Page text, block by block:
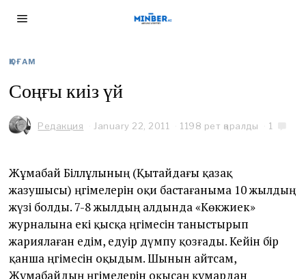
ҚОҒАМ
Соңғы киіз үй
Редакция January 22, 2011 1198 рет қаралды 1
Жұмабай Біләлұлының (Қытайдағы қазақ
жазушысы) әңгімелерін оқи бастағаныма 10 жылдың
жүзі болды. 7-8 жылдың алдында «Көкжиек»
журналына екі қысқа әңгімесін таныстырып
жариялаған едім, едәуір дүмпу қозғады. Кейін бір
қанша әңгімесін оқыдым. Шынын айтсам,
Жұмабайдың әңгімелерін оқысаң құмардан